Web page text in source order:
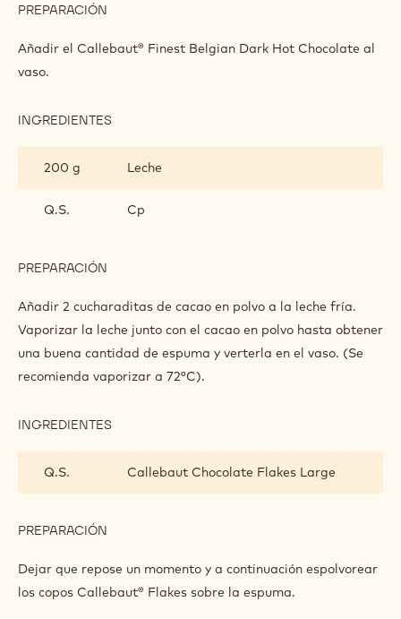
PREPARACIÓN
DE
Añadir el Callebaut® Finest Belgian Dark Hot Chocolate al
vaso.
INGREDIENTES
CHOCOLATE
INTENSO
200 g Leche
Q.S. Cp
PREPARACIÓN
DE
INTENSO
Añadir 2 cucharaditas de cacao en polvo a la leche fría.
Vaporizar la leche junto con el cacao en polvo hasta obtener
una buena cantidad de espuma y verterla en el vaso. (Se
recomienda vaporizar a 72°C).
INGREDIENTES
CHOCOLATE
INTENSO
Q.S. Callebaut Chocolate Flakes Large
PREPARACIÓN
DE
INTENSO
Dejar que repose un momento y a continuación espolvorear
los copos Callebaut® Flakes sobre la espuma.